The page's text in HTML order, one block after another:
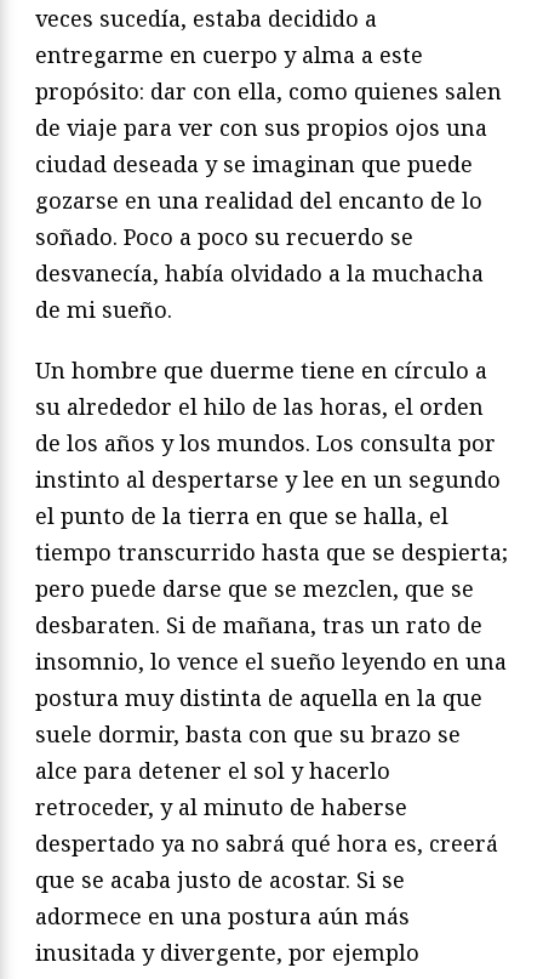
veces sucedía, estaba decidido a
entregarme en cuerpo y alma a este
propósito: dar con ella, como quienes salen
de viaje para ver con sus propios ojos una
ciudad deseada y se imaginan que puede
gozarse en una realidad del encanto de lo
soñado. Poco a poco su recuerdo se
desvanecía, había olvidado a la muchacha
de mi sueño.
Un hombre que duerme tiene en círculo a
su alrededor el hilo de las horas, el orden
de los años y los mundos. Los consulta por
instinto al despertarse y lee en un segundo
el punto de la tierra en que se halla, el
tiempo transcurrido hasta que se despierta;
pero puede darse que se mezclen, que se
desbaraten. Si de mañana, tras un rato de
insomnio, lo vence el sueño leyendo en una
postura muy distinta de aquella en la que
suele dormir, basta con que su brazo se
alce para detener el sol y hacerlo
retroceder, y al minuto de haberse
despertado ya no sabrá qué hora es, creerá
que se acaba justo de acostar. Si se
adormece en una postura aún más
inusitada y divergente, por ejemplo